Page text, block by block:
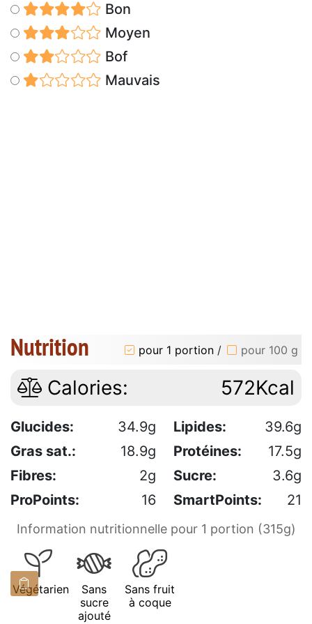
Bon
Moyen
Bof
Mauvais
Nutrition pour 1 portion / pour 100 g
Calories: 572Kcal
Glucides: 34.9g Lipides:
39.6g
Gras sat.:
18.9g Protéines:
17.5g
Fibres:
2g Sucre:
3.6g
ProPoints:
16 SmartPoints: 21
Information nutritionnelle pour 1 portion (315g)
Végétarien
Sans
sucre
ajouté
Sans fruit
à coque